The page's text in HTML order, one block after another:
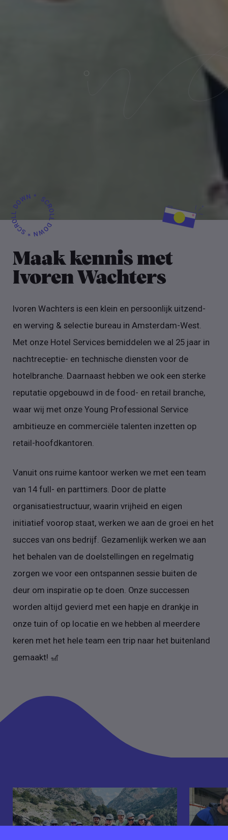
Maak kennis met
Ivoren Wachters
Ivoren Wachters is een klein en persoonlijk uitzend-
en werving & selectie bureau in Amsterdam-West.
Met onze Hotel Services bemiddelen we al 25 jaar in
nachtreceptie- en technische diensten voor de
hotelbranche. Daarnaast hebben we ook een sterke
reputatie opgebouwd in de food- en retail branche,
waar wij met onze Young Professional Service
ambitieuze en commerciële talenten inzetten op
retail-hoofdkantoren.
Vanuit ons ruime kantoor werken we met een team
van 14 full- en parttimers. Door de platte
organisatiestructuur, waarin vrijheid en eigen
initiatief voorop staat, werken we aan de groei en het
succes van ons bedrijf. Gezamenlijk werken we aan
het behalen van de doelstellingen en regelmatig
zorgen we voor een ontspannen sessie buiten de
deur om inspiratie op te doen. Onze successen
worden altijd gevierd met een hapje en drankje in
onze tuin of op locatie en we hebben al meerdere
keren met het hele team een trip naar het buitenland
gemaakt! 🎢